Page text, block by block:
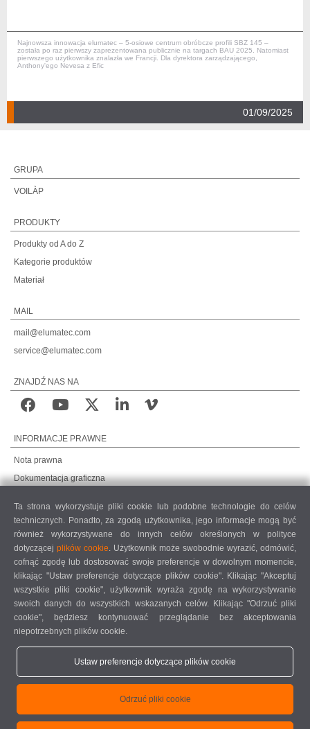
Najnowsza innowacja elumatec – 5-osiowe centrum obróbcze profili SBZ 145 –
została po raz pierwszy zaprezentowana publicznie na targach BAU 2025. Natomiast
pierwszego użytkownika znalazła we Francji. Dla dyrektora zarządzającego,
Anthony'ego Nevesa z Efic
01/09/2025
GRUPA
VOILÀP
PRODUKTY
Produkty od A do Z
Kategorie produktów
Materiał
MAIL
mail@elumatec.com
service@elumatec.com
ZNAJDŹ NAS NA
INFORMACJE PRAWNE
Nota prawna
Dokumentacja graficzna
Ogólne warunki sprzedaży
UMOWA O KONSERWACJĘ ZDALNĄ
COOKIE SETTINGS
KODEKS POSTĘPOWANIA DOSTAWCÓW
elumatec AG - Pinacher Straße 61 - 75417 Mühlacker - Niemcy - Telefon
+49 7041-14 0- mail@elumatec.com
elumatec AG infocenter - Lugwaldstraße 20 - 75417 Mühlacker - Niemcy
Ta strona wykorzystuje pliki cookie lub podobne technologie do celów
technicznych. Ponadto, za zgodą użytkownika, jego informacje mogą być
również wykorzystywane do innych celów określonych w polityce
dotyczącej plików cookie. Użytkownik może swobodnie wyrazić, odmówić,
cofnąć zgodę lub dostosować swoje preferencje w dowolnym momencie,
klikając "Ustaw preferencje dotyczące plików cookie". Klikając "Akceptuj
wszystkie pliki cookie", użytkownik wyraża zgodę na wykorzystywanie
swoich danych do wszystkich wskazanych celów. Klikając "Odrzuć pliki
cookie", będziesz kontynuować przeglądanie bez akceptowania
niepotrzebnych plików cookie.
Ustaw preferencje dotyczące plików cookie
Odrzuć pliki cookie